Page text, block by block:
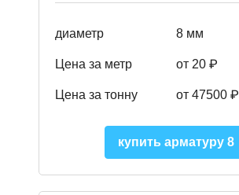
диаметр 8 мм
Цена за метр от 20 ₽
Цена за тонну от 47500 ₽
купить арматуру 8